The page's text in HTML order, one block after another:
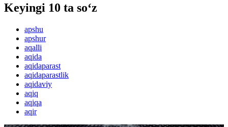
Keyingi 10 ta so‘z
apshu
apshur
aqalli
aqida
aqidaparast
aqidaparastlik
aqidaviy
aqiq
aqiqa
aqir